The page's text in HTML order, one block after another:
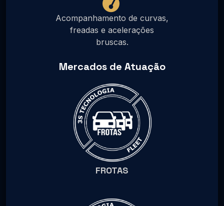
Acompanhamento de curvas,
freadas e acelerações
bruscas.
Mercados de Atuação
FROTAS